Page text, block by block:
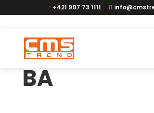
+421 907 73 1111
ADR
BA